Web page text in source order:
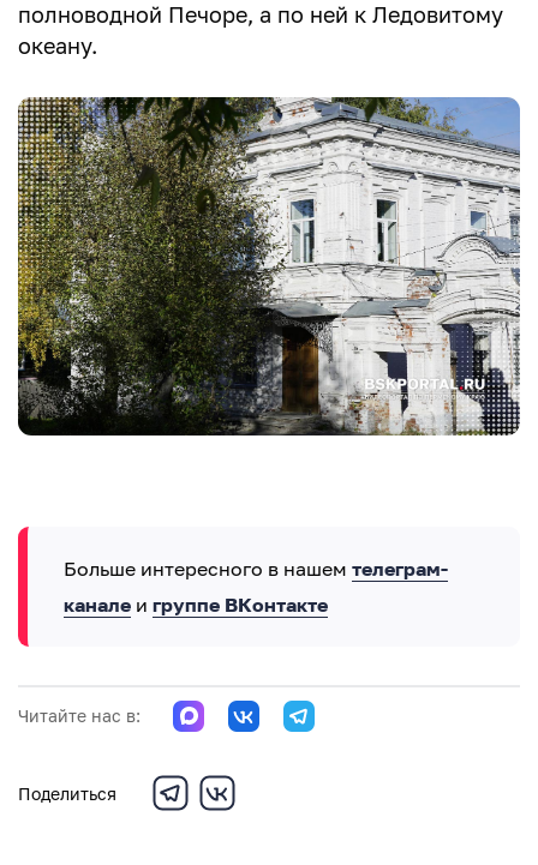
полноводной Печоре, а по ней к Ледовитому
океану.
Больше интересного в нашем телеграм-
канале и группе ВКонтакте
Читайте нас в:
Поделиться